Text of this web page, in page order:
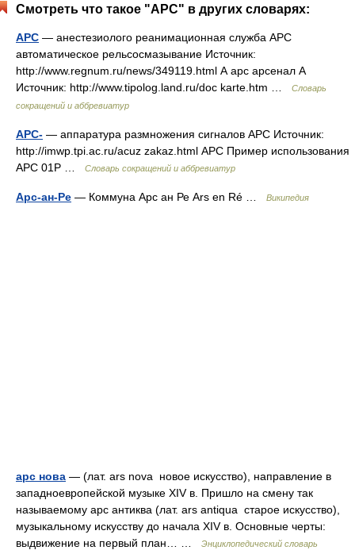
Смотреть что такое "АРС" в других словарях:
АРС — анестезиолого реанимационная служба АРС
автоматическое рельсосмазывание Источник:
http://www.regnum.ru/news/349119.html А арс арсенал А
Источник: http://www.tipolog.land.ru/doc karte.htm …
Словарь
сокращений и аббревиатур
АРС- — аппаратура размножения сигналов АРС Источник:
http://imwp.tpi.ac.ru/acuz zakaz.html АРС Пример использования
АРС 01Р …
Словарь сокращений и аббревиатур
Арс-ан-Ре — Коммуна Арс ан Ре Ars en Ré … Википедия
арс нова — (лат. ars nova новое искусство), направление в
западноевропейской музыке XIV в. Пришло на смену так
называемому арс антиква (лат. ars antiqua старое искусство),
музыкальному искусству до начала XIV в. Основные черты:
выдвижение на первый план… …
Энциклопедический словарь